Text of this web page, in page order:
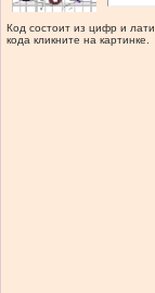
Код состоит из цифр и
кода кликните на картинке.